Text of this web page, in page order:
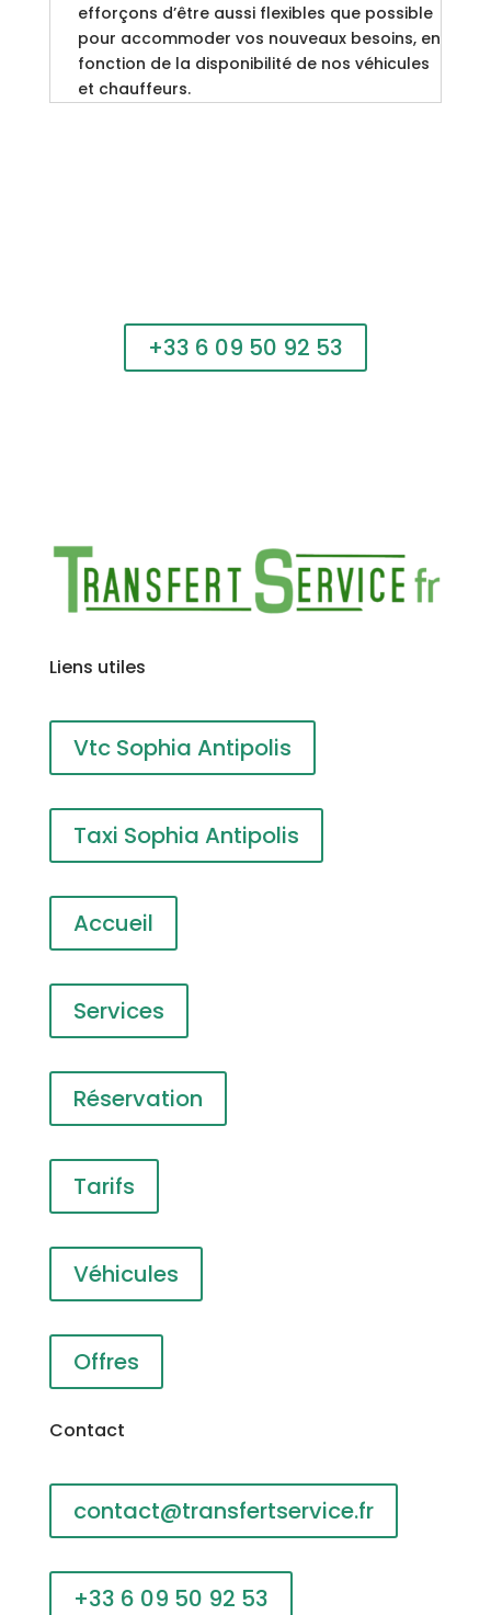
efforçons d’être aussi flexibles que possible
pour accommoder vos nouveaux besoins, en
fonction de la disponibilité de nos véhicules
et chauffeurs.
+33 6 09 50 92 53
Liens utiles
Vtc Sophia Antipolis
Taxi Sophia Antipolis
Accueil
Services
Réservation
Tarifs
Véhicules
Offres
Contact
contact@transfertservice.fr
+33 6 09 50 92 53